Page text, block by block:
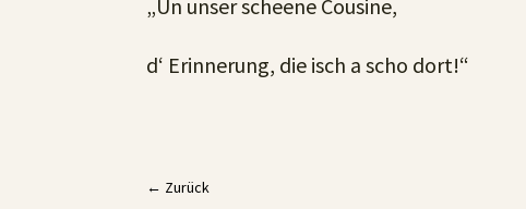
„Un unser scheene Cousine,
d‘ Erinnerung, die isch a scho dort!“
← Zurück